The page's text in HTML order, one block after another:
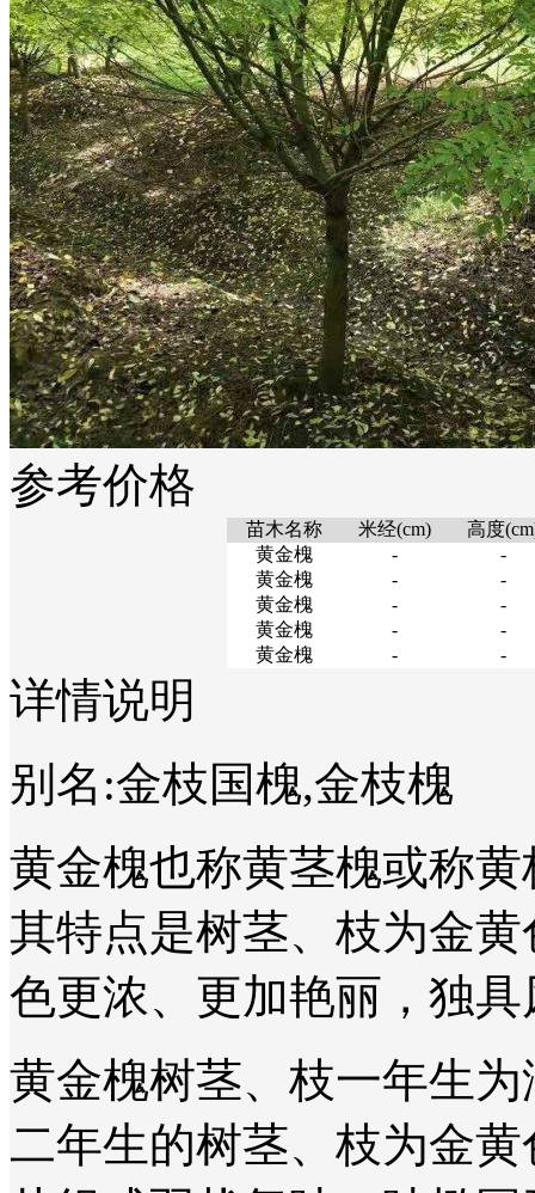
参考价格
苗木名称 米经(cm)
高度
黄金槐
-
-
黄金槐
-
-
黄金槐
-
-
黄金槐
-
-
黄金槐
- -
详情说明
别名:金枝国槐,金枝槐
黄金槐也称黄茎槐或称
其特点是树茎、枝为金
色更浓、更加艳丽，独
黄金槐树茎、枝一年生
二年生的树茎、枝为金